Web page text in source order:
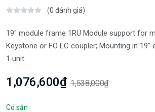
(0 đánh giá)
19" module frame 1RU Module support for
Keystone or FO LC coupler; Mounting in 19"
1 unit.
1,076,600₫ 1,538,000₫
Có sẵn